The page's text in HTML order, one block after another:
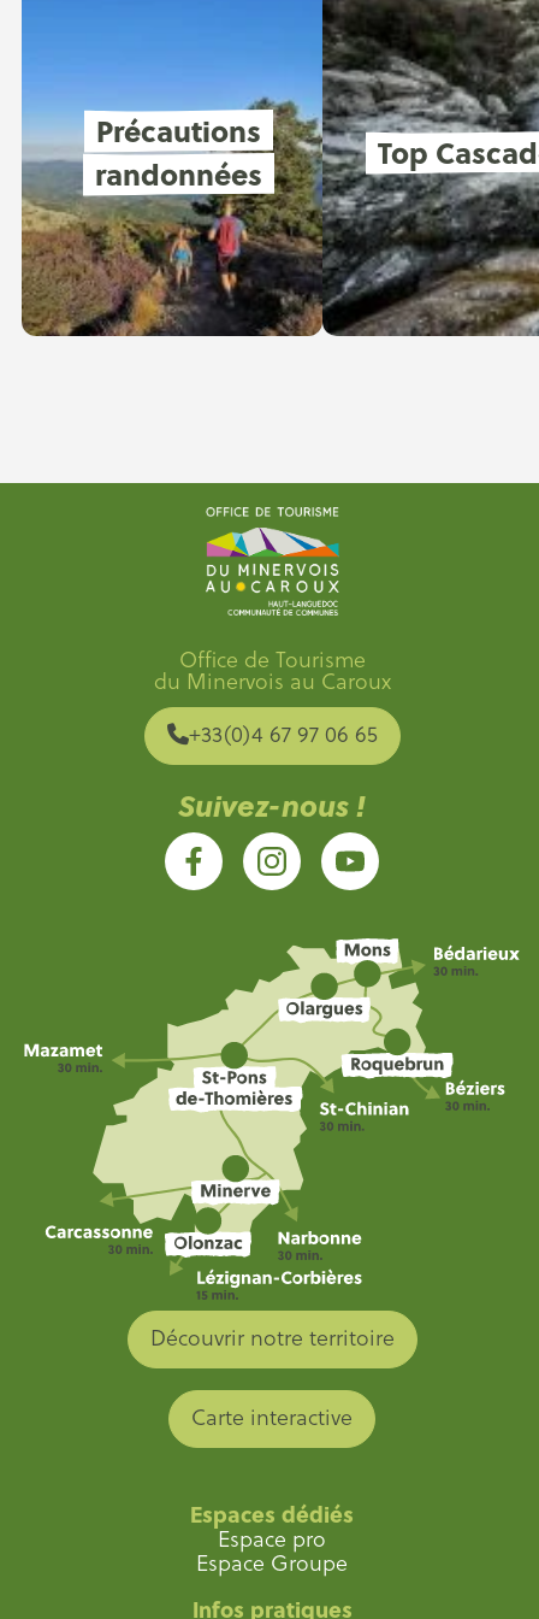
Précautions
randonnées
Top
Office de Tourisme
du Minervois au Caroux
+33(0)4 67 97 06 65
Suivez-nous !
Découvrir notre territoire
Carte interactive
Espaces dédiés
Espace pro
Espace Groupe
Infos pratiques